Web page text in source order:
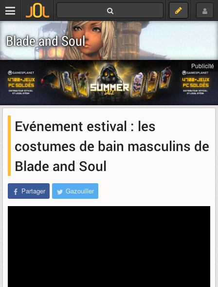
Blade and Soul
Publicité
Evénement estival : les
costumes de bain masculins de
Blade and Soul
Partager Gazouiller